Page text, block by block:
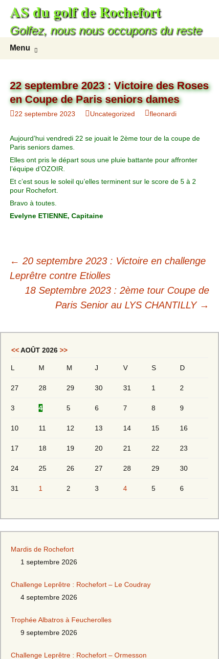
contenu
AS du golf de Rochefort
Golfez, nous nous occupons du reste
Menu
22 septembre 2023 : Victoire des Roses
en Coupe de Paris seniors dames
22 septembre 2023 Uncategorized fleonardi
Aujourd’hui vendredi 22 se jouait le 2ème tour de la coupe de
Paris seniors dames.
Elles ont pris le départ sous une pluie battante pour affronter
l’équipe d’OZOIR.
Et c’est sous le soleil qu’elles terminent sur le score de 5 à 2
pour Rochefort.
Bravo à toutes.
Evelyne ETIENNE, Capitaine
Navigation
des
articles
← 20 septembre 2023 : Victoire en challenge
Leprêtre contre Etiolles
18 Septembre 2023 : 2ème tour Coupe de
Paris Senior au LYS CHANTILLY →
<<AOÛT 2026 >>
L M M J V S D
27 28 29 30 31 1 2
3 4 5 6 7 8 9
10 11 12 13 14 15 16
17 18 19 20 21 22 23
24 25 26 27 28 29 30
31 1 2 3 4 5 6
Mardis de Rochefort
1 septembre 2026
Challenge Leprêtre : Rochefort – Le Coudray
4 septembre 2026
Trophée Albatros à Feucherolles
9 septembre 2026
Challenge Leprêtre : Rochefort – Ormesson